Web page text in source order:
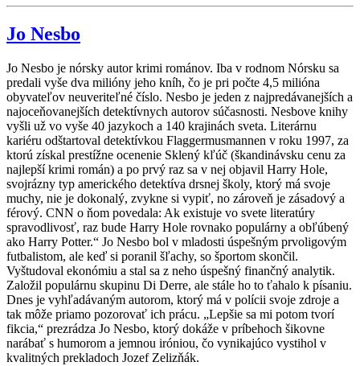
Jo Nesbo
Jo Nesbo je nórsky autor krimi románov. Iba v rodnom Nórsku sa
predali vyše dva milióny jeho kníh, čo je pri počte 4,5 milióna
obyvateľov neuveriteľné číslo. Nesbo je jeden z najpredávanejších a
najoceňovanejších detektívnych autorov súčasnosti. Nesbove knihy
vyšli už vo vyše 40 jazykoch a 140 krajinách sveta. Literárnu
kariéru odštartoval detektívkou Flaggermusmannen v roku 1997, za
ktorú získal prestížne ocenenie Sklený kľúč (škandinávsku cenu za
najlepší krimi román) a po prvý raz sa v nej objavil Harry Hole,
svojrázny typ amerického detektíva drsnej školy, ktorý má svoje
muchy, nie je dokonalý, zvykne si vypiť, no zároveň je zásadový a
férový. CNN o ňom povedala: Ak existuje vo svete literatúry
spravodlivosť, raz bude Harry Hole rovnako populárny a obľúbený
ako Harry Potter.“ Jo Nesbo bol v mladosti úspešným prvoligovým
futbalistom, ale keď si poranil šľachy, so športom skončil.
Vyštudoval ekonómiu a stal sa z neho úspešný finančný analytik.
Založil populárnu skupinu Di Derre, ale stále ho to ťahalo k písaniu.
Dnes je vyhľadávaným autorom, ktorý má v polícii svoje zdroje a
tak môže priamo pozorovať ich prácu. „Lepšie sa mi potom tvorí
fikcia,“ prezrádza Jo Nesbo, ktorý dokáže v príbehoch šikovne
narábať s humorom a jemnou iróniou, čo vynikajúco vystihol v
kvalitných prekladoch Jozef Zelizňák.